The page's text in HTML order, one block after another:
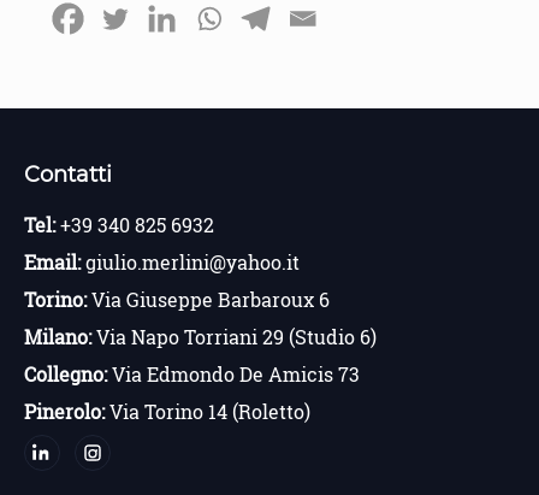
Contatti
Tel:+39 340 825 6932
Email:giulio.merlini@yahoo.it
Torino:Via Giuseppe Barbaroux 6
Milano:Via Napo Torriani 29 (Studio 6)
Collegno:Via Edmondo De Amicis 73
Pinerolo:Via Torino 14 (Roletto)